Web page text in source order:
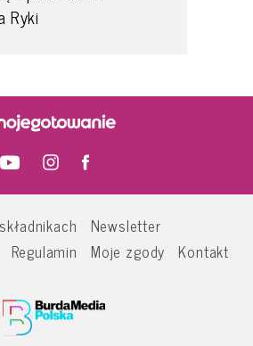
Ryki
Newsletter
Regulamin Moje zgody Kontakt